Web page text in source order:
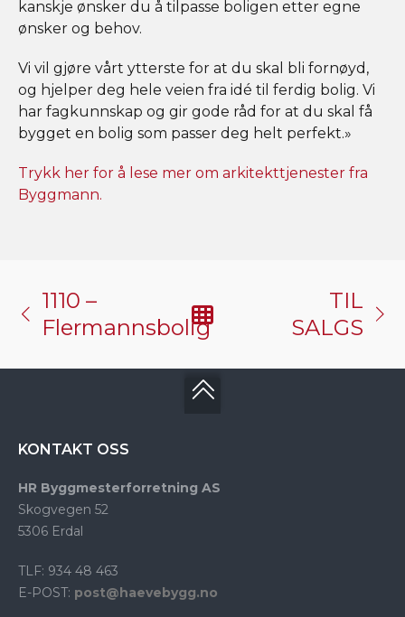
kanskje ønsker du å tilpasse boligen etter egne
ønsker og behov.
Vi vil gjøre vårt ytterste for at du skal bli fornøyd,
og hjelper deg hele veien fra idé til ferdig bolig. Vi
har fagkunnskap og gir gode råd for at du skal få
bygget en bolig som passer deg helt perfekt.»
Trykk her for å lese mer om arkitekttjenester fra
Byggmann.
1110 –
Flermannsbolig
TIL
SALGS
KONTAKT OSS
HR Byggmesterforretning AS
Skogvegen 52
5306 Erdal
TLF: 934 48 463
E-POST: post@haevebygg.no